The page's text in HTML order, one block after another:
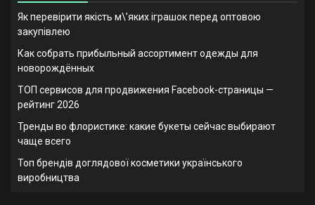
Як перевірити якість м\’яких іграшок перед оптовою
закупівлею
Как собрать прибыльный ассортимент одежды для
новорождённых
ТОП сервисов для продвижения Facebook-страницы —
рейтинг 2026
Тренды во флористике: какие букеты сейчас выбирают
чаще всего
Топ брендів доглядової косметики українського
виробництва